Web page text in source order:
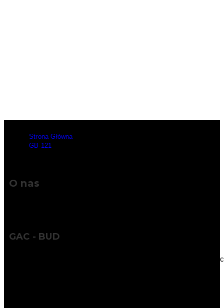
Strona Główna>
GB-121
O nas
GAC - BUD
Wykorzystując naszą wiedzę, doświadczenie i współczesne